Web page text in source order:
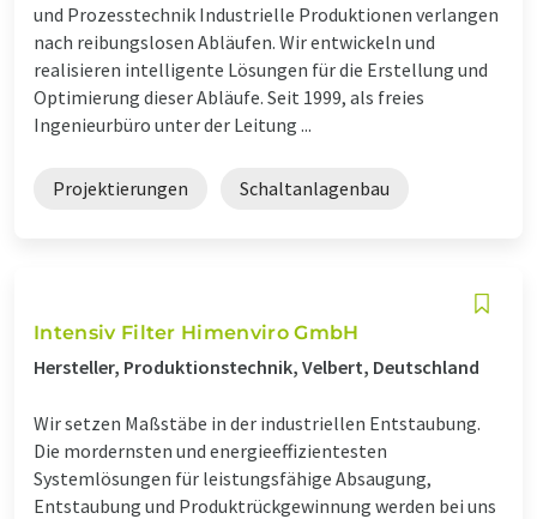
und Prozesstechnik Industrielle Produktionen verlangen
nach reibungslosen Abläufen. Wir entwickeln und
realisieren intelligente Lösungen für die Erstellung und
Optimierung dieser Abläufe. Seit 1999, als freies
Ingenieurbüro unter der Leitung ...
Projektierungen Schaltanlagenbau
Intensiv Filter Himenviro GmbH
Hersteller, Produktionstechnik, Velbert, Deutschland
Wir setzen Maßstäbe in der industriellen Entstaubung.
Die mordernsten und energieeffizientesten
Systemlösungen für leistungsfähige Absaugung,
Entstaubung und Produktrückgewinnung werden bei uns